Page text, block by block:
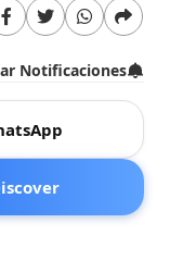
Notificaciones